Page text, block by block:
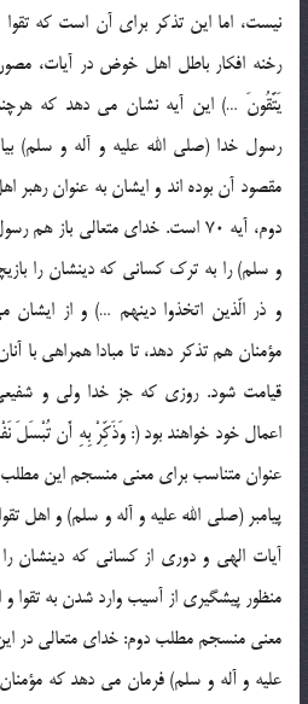
نيست، اما اين تذکر براي آن است که تقوا
رخنه افکار باطل اهل خوض در آيات،
يَتَّقُونَ …) اين آيه نشان مي دهد که
رسول خدا (صلي الله عليه و آله و سلم)
مقصود آن بوده اند و ايشان به عنوان رهبر
دوم، آيه 70 است. خداي متعالي
و سلم) را به ترک کساني که دينشان را
و ذر الّذين اتخذوا دينهم …) و از ايشان
مؤمنان هم تذکر دهد، تا مبادا همراهي با
قيامت شود. روزي که جز خدا ولي و
اعمال خود خواهند بود (: وَذَكِّرْ بِهِ أَن تُبْسَلَ
عنوان متناسب براي معني منسجم اين
پيامبر (صلي الله عليه و آله و سلم) و
آيات الهي و دوري از کساني که دينشان را
منظور پيشگيري از آسيب وارد شدن به تقوا و
معني منسجم مطلب دوم: خداي متعالي در
عليه و آله و سلم) فرمان مي دهد که